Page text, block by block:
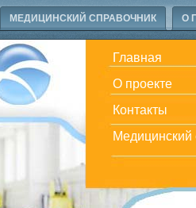
МЕДИЦИНСКИЙ СПРАВОЧНИК О
Главная
О проекте
Контакты
Медицинский